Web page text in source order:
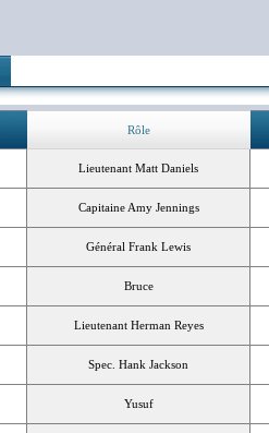
Rôle
Lieutenant Matt Daniels
Capitaine Amy Jennings
Général Frank Lewis
Bruce
Lieutenant Herman Reyes
Spec. Hank Jackson
Yusuf